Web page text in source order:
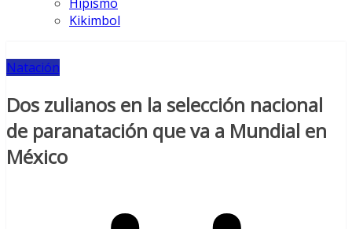
Hipismo
Kikimbol
Natación
Dos zulianos en la selección nacional
de paranatación que va a Mundial en
México